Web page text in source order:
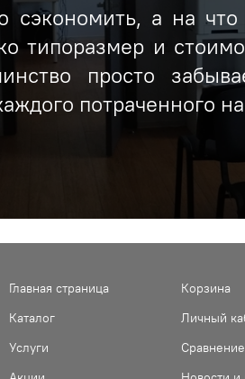
а на что
типоразмер и
просто
потраченного
Главная страница
Каталог
Услуги
Корзина
Личный
Сравнение